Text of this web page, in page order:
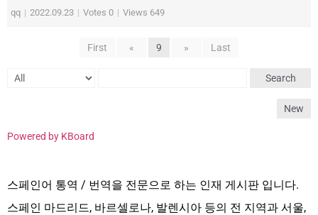
qq | 2022.09.23 | Votes 0 | Views 649
First « 9 » Last
Search
New
Powered by KBoard
스페인어 통역 / 번역을 전문으로 하는 인재 게시판 입니다.
스페인 마드리드, 바르셀로나, 발렌시아 등의 전 지역과 서울,